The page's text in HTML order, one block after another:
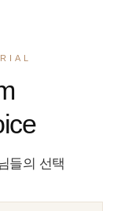
들의 선택